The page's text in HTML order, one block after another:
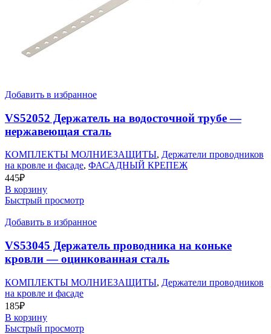
Добавить в избранное
VS52052 Держатель на водосточной трубе —
нержавеющая сталь
КОМПЛЕКТЫ МОЛНИЕЗАЩИТЫ, Держатели проводников
на кровле и фасаде, ФАСАДНЫЙ КРЕПЕЖ
445₽
В корзину
Быстрый просмотр
Добавить в избранное
VS53045 Держатель проводника на коньке
кровли — оцинкованная сталь
КОМПЛЕКТЫ МОЛНИЕЗАЩИТЫ, Держатели проводников
на кровле и фасаде
185₽
В корзину
Быстрый просмотр